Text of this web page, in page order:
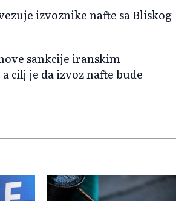
izvoznike nafte sa Bliskog
sankcije iranskim
cilj je da izvoz nafte bude